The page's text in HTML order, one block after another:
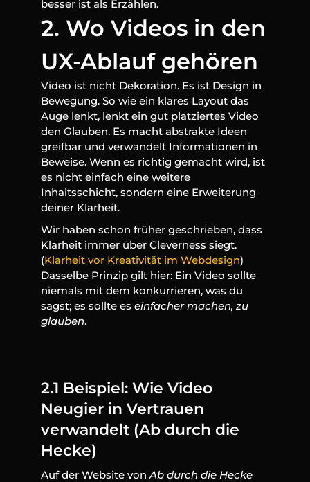
besser ist als Erzählen.
2. Wo Videos in den
UX-Ablauf gehören
Video ist nicht Dekoration. Es ist Design in
Bewegung. So wie ein klares Layout das
Auge lenkt, lenkt ein gut platziertes Video
den Glauben. Es macht abstrakte Ideen
greifbar und verwandelt Informationen in
Beweise. Wenn es richtig gemacht wird, ist
es nicht einfach eine weitere
Inhaltsschicht, sondern eine Erweiterung
deiner Klarheit.
Wir haben schon früher geschrieben, dass
Klarheit immer über Cleverness siegt.
(Klarheit vor Kreativität im Webdesign)
Dasselbe Prinzip gilt hier: Ein Video sollte
niemals mit dem konkurrieren, was du
sagst; es sollte es einfacher machen, zu
glauben.
2.1 Beispiel: Wie Video
Neugier in Vertrauen
verwandelt (Ab durch die
Hecke)
Auf der Website von Ab durch die Hecke